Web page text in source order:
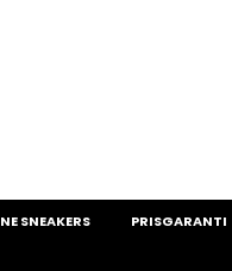
PRISGARANTI